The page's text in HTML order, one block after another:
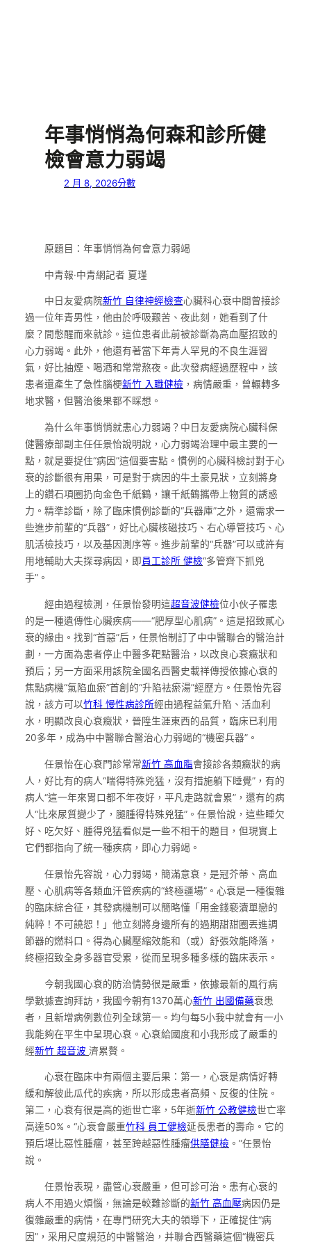
年事悄悄為何森和診所健
檢會意力弱竭
2 月 8, 2026分數
原題目：年事悄悄為何會意力弱竭
中青報·中青網記者 夏瑾
中日友愛病院新竹 自律神經檢查心臟科心衰中間曾接診
過一位年青男性，他由於呼吸艱苦、夜此刻，她看到了什
麼？間憋醒而來就診。這位患者此前被診斷為高血壓招致的
心力弱竭。此外，他還有著當下年青人罕見的不良生涯習
氣，好比抽煙、喝酒和常常熬夜。此次發病經過歷程中，該
患者還產生了急性腦梗新竹 入職健檢 ，病情嚴重，曾輾轉多
地求醫，但醫治後果都不睬想。
為什么年事悄悄就患心力弱竭？中日友愛病院心臟科保
健醫療部副主任任景怡說明說，心力弱竭治理中最主要的一
點，就是要捉住“病因”這個要害點。慣例的心臟科檢討對于心
衰的診斷很有用果，可是對于病因的牛土豪見狀，立刻將身
上的鑽石項圈扔向金色千紙鶴，讓千紙鶴攜帶上物質的誘惑
力。精準診斷，除了臨床慣例診斷的“兵器庫”之外，還需求一
些進步前輩的“兵器”，好比心臟核磁技巧、右心導管技巧、心
肌活檢技巧，以及基因測序等。進步前輩的“兵器”可以或許有
用地輔助大夫探尋病因，即員工診所 健檢“多管齊下抓兇
手”。
經由過程檢測，任景怡發明這超音波健檢位小伙子罹患
的是一種遺傳性心臟疾病——“肥厚型心肌病”。這是招致貳心
衰的緣由。找到“首惡”后，任景怡制訂了中中醫聯合的醫治計
劃，一方面為患者停止中醫多靶點醫治，以改良心衰癥狀和
預后；另一方面采用該院全國名西醫史載祥傳授依據心衰的
焦點病機“氣陷血瘀”首創的“升陷祛瘀湯”經歷方。任景怡先容
說，該方可以竹科 慢性病診所經由過程益氣升陷、活血利
水，明顯改良心衰癥狀，晉陞生涯東西的品質，臨床已利用
20多年，成為中中醫聯合醫治心力弱竭的“機密兵器”。
任景怡在心衰門診常常新竹 高血脂會接診各類癥狀的病
人，好比有的病人“喘得特殊兇猛，沒有措施躺下睡覺”，有的
病人“這一年來胃口都不年夜好，平凡走路就會累”，還有的病
人“比來尿質變少了，腿腫得特殊兇猛”。任景怡說，這些睡欠
好、吃欠好、腫得兇猛看似是一些不相干的題目，但現實上
它們都指向了統一種疾病，即心力弱竭。
任景怡先容說，心力弱竭，簡滿意衰，是冠芥蒂、高血
壓、心肌病等各類血汗管疾病的“終極疆場”。心衰是一種復雜
的臨床綜合征，其發病機制可以簡略懂「用金錢褻瀆單戀的
純粹！不可饒恕！」他立刻將身邊所有的過期甜甜圈丟進調
節器的燃料口。得為心臟壓縮效能和（或）舒張效能降落，
終極招致全身多器官受累，從而呈現多種多樣的臨床表示。
今朝我國心衰的防治情勢很是嚴重，依據最新的風行病
學數據查詢拜訪，我國今朝有1370萬心新竹 出國備藥衰患
者，且新增病例數位列全球第一。均勻每5小我中就會有一小
我能夠在平生中呈現心衰。心衰給國度和小我形成了嚴重的
經新竹 超音波 濟累贅。
心衰在臨床中有兩個主要后果：第一，心衰是病情好轉
緩和解彼此瓜代的疾病，所以形成患者高頻、反復的住院。
第二，心衰有很是高的逝世亡率，5年逝新竹 公教健檢世亡率
高達50%。“心衰會嚴重竹科 員工健檢延長患者的壽命。它的
預后堪比惡性腫瘤，甚至跨越惡性腫瘤供膳健檢 。”任景怡
說。
任景怡表現，盡管心衰嚴重，但可診可治。患有心衰的
病人不用過火煩惱，無論是較難診斷的新竹 高血壓病因仍是
復雜嚴重的病情，在專門研究大夫的領導下，正確捉住“病
因”，采用尺度規范的中醫醫治，并聯合西醫藥這個“機密兵